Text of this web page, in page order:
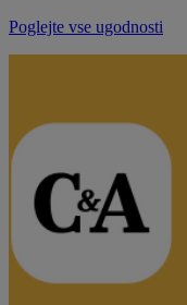
Poglejte vse ugodnosti